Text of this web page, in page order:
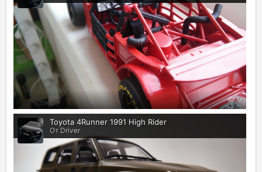
0
Toyota 4Runner 1991 High Rider
От Driver